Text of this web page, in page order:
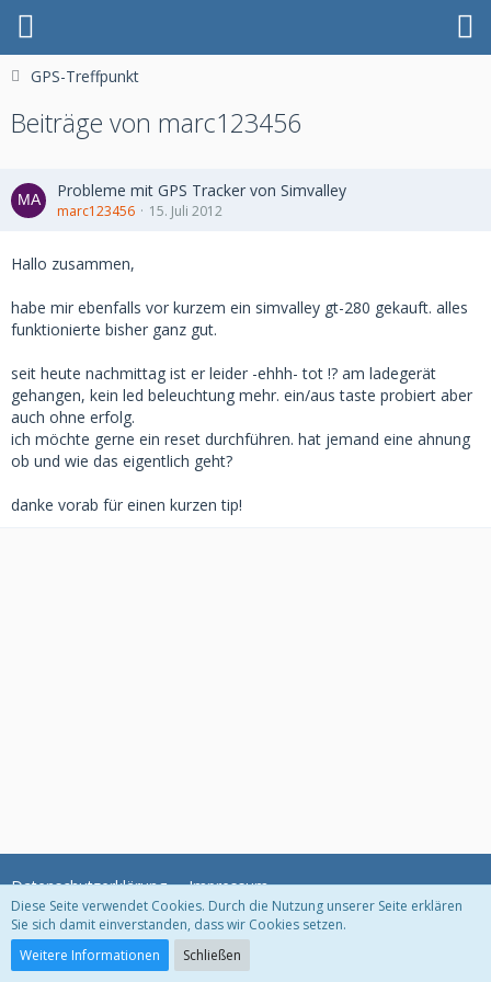
GPS-Treffpunkt
Beiträge von marc123456
Probleme mit GPS Tracker von Simvalley
marc123456 15. Juli 2012
Hallo zusammen,
habe mir ebenfalls vor kurzem ein simvalley gt-280 gekauft. alles
funktionierte bisher ganz gut.
seit heute nachmittag ist er leider -ehhh- tot !? am ladegerät
gehangen, kein led beleuchtung mehr. ein/aus taste probiert aber
auch ohne erfolg.
ich möchte gerne ein reset durchführen. hat jemand eine ahnung
ob und wie das eigentlich geht?
danke vorab für einen kurzen tip!
Datenschutzerklärung Impressum
Community-Software:
Diese Seite verwendet Cookies. Durch die Nutzung unserer Seite erklären
Sie sich damit einverstanden, dass wir Cookies setzen.
Weitere Informationen
Schließen